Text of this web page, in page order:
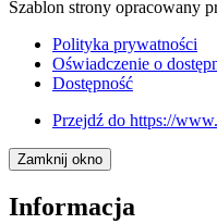
Szablon strony opracowany
Polityka prywatności
Oświadczenie o
Dostępność
Przejdź do https://
Zamknij okno
Informacja